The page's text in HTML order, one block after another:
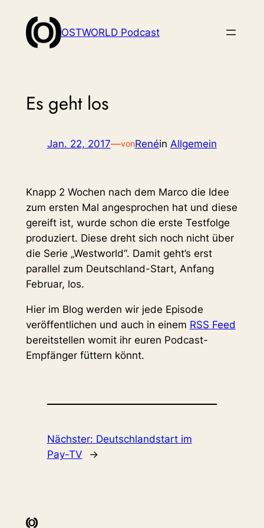
Inhalt
springen
OSTWORLD Podcast
Es geht los
Jan. 22, 2017—vonRenéin Allgemein
Knapp 2 Wochen nach dem Marco die Idee
zum ersten Mal angesprochen hat und diese
gereift ist, wurde schon die erste Testfolge
produziert. Diese dreht sich noch nicht über
die Serie „Westworld“. Damit geht’s erst
parallel zum Deutschland-Start, Anfang
Februar, los.
Hier im Blog werden wir jede Episode
veröffentlichen und auch in einem RSS Feed
bereitstellen womit ihr euren Podcast-
Empfänger füttern könnt.
Nächster: Deutschlandstart im
Pay-TV
→